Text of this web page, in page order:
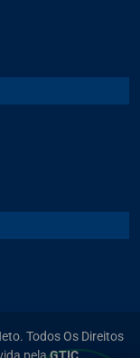
Todos Os Direitos
pelaGTIC.